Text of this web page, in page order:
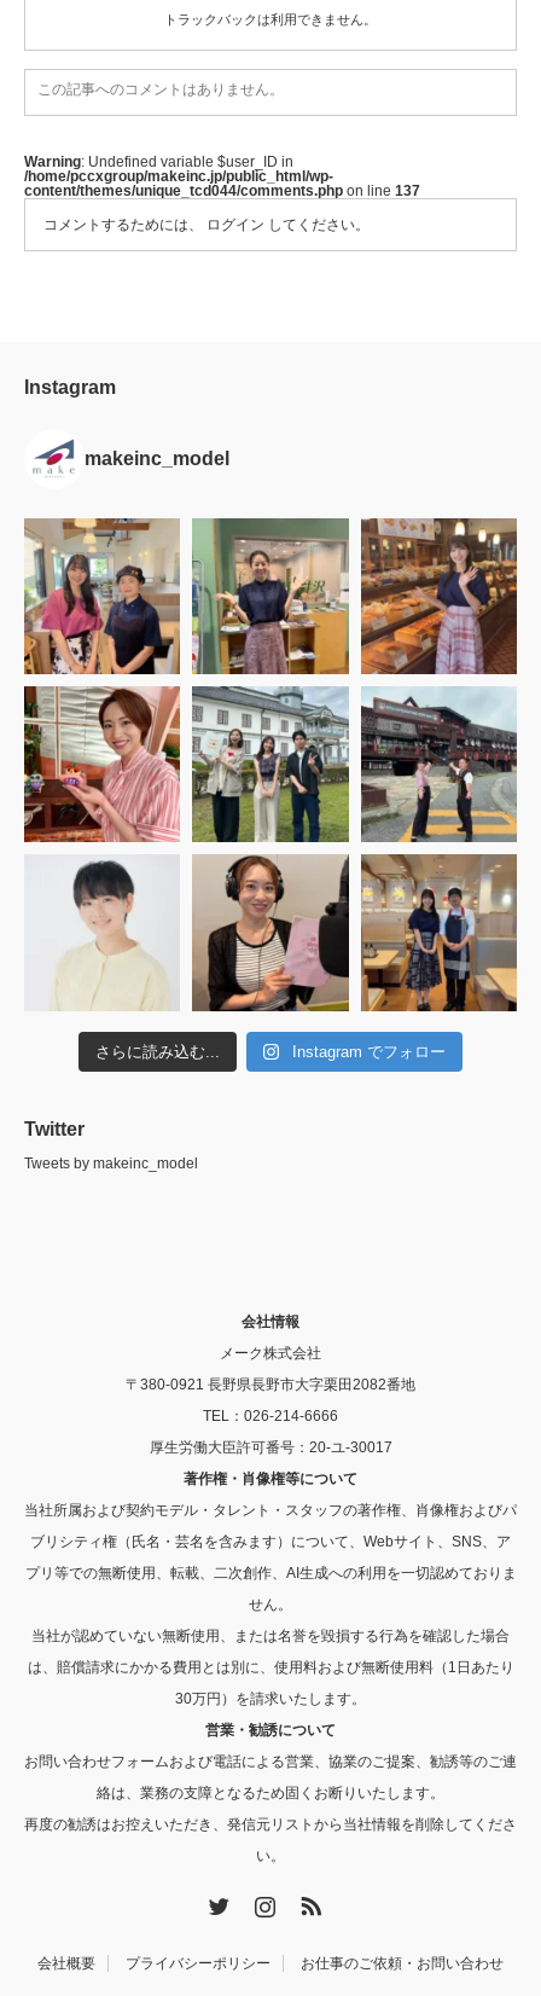
トラックバックは利用できません。
この記事へのコメントはありません。
Warning: Undefined variable $user_ID in
/home/pccxgroup/makeinc.jp/public_html/wp-
content/themes/unique_tcd044/comments.php on line 137
コメントするためには、
ログイン してください。
Instagram
makeinc_model
さらに読み込む... Instagram でフォロー
Twitter
Tweets by makeinc_model
会社情報
メーク株式会社
〒380-0921 長野県長野市大字栗田2082番地
TEL：026-214-6666
厚生労働大臣許可番号：20-ユ-30017
著作権・肖像権等について
当社所属および契約モデル・タレント・スタッフの著作権、肖像権およびパ
ブリシティ権（氏名・芸名を含みます）について、Webサイト、SNS、ア
プリ等での無断使用、転載、二次創作、AI生成への利用を一切認めておりま
せん。
当社が認めていない無断使用、または名誉を毀損する行為を確認した場合
は、賠償請求にかかる費用とは別に、使用料および無断使用料（1日あたり
30万円）を請求いたします。
営業・勧誘について
お問い合わせフォームおよび電話による営業、協業のご提案、勧誘等のご連
絡は、業務の支障となるため固くお断りいたします。
再度の勧誘はお控えいただき、発信元リストから当社情報を削除してくださ
い。
会社概要 プライバシーポリシー お仕事のご依頼・お問い合わせ